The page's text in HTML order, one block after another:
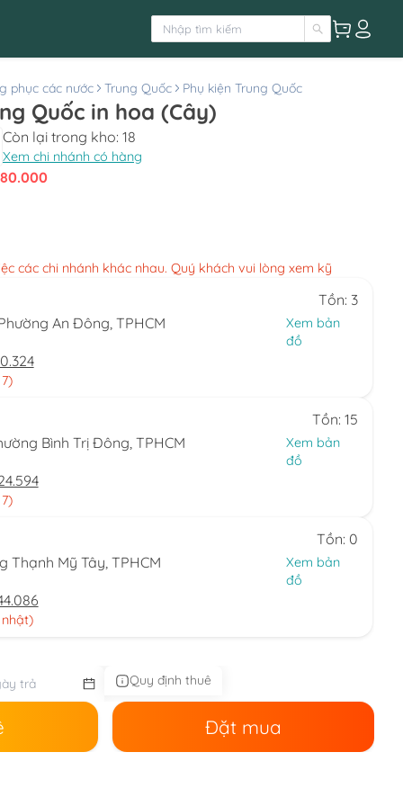
phục các nước Trung Quốc Phụ kiện Trung Quốc
Quốc in hoa (Cây)
Còn lại trong kho: 18
Xem chi nhánh có hàng
các chi nhánh khác nhau. Quý khách vui lòng xem kỹ
Tồn: 3
An Đông, TPHCM
Xem bản
đồ
Tồn: 15
Bình Trị Đông, TPHCM
Xem bản
đồ
Tồn: 0
Thạnh Mỹ Tây, TPHCM
Xem bản
đồ
Quy định thuê
Đặt mua